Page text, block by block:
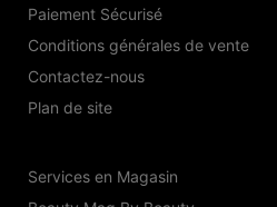
Paiement Sécurisé
Conditions générales de vente
Contactez-nous
Plan de site
Services en Magasin